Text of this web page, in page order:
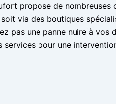
propose de
via des boutiques
pas une panne nuire à vos
services pour une